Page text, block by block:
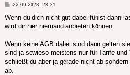
Beitrag
22.09.2023, 23:31
Wenn du dich nicht gut dabei fühlst dann
wird dir hier niemand anbieten können.
Wenn keine AGB dabei sind dann gelten
sind ja sowieso meistens nur für Tarife und
schließt du aber ja gerade nicht ab
ab.